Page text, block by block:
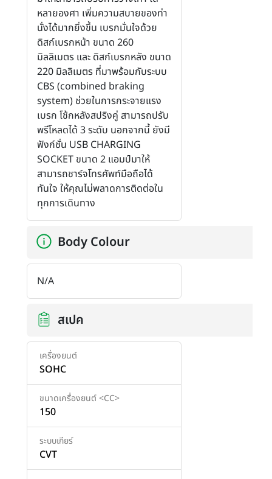
หลายองศา เพิ่มความสบายของท่า
นั่งได้มากยิ่งขึ้น เบรกมั่นใจด้วย
ดิสก์เบรกหน้า ขนาด 260
มิลลิเมตร และ ดิสก์เบรกหลัง ขนาด
220 มิลลิเมตร ที่มาพร้อมกับระบบ
CBS (combined braking
system) ช่วยในการกระจายแรง
เบรก โช้กหลังสปริงคู่ สามารถปรับ
พรีโหลดได้ 3 ระดับ นอกจากนี้ ยังมี
ฟังก์ชั่น USB CHARGING
SOCKET ขนาด 2 แอมป์มาให้
สามารถชาร์จโทรศัพท์มือถือได้
ทันใจ ให้คุณไม่พลาดการติดต่อใน
ทุกการเดินทาง
Body Colour
N/A
สเปค
เครื่องยนต์
SOHC
ขนาดเครื่องยนต์ <CC>
150
ระบบเกียร์
CVT